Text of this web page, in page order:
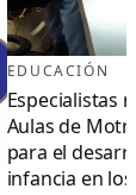
EDUCACIÓN
Especialistas
Aulas de
para el
infancia en